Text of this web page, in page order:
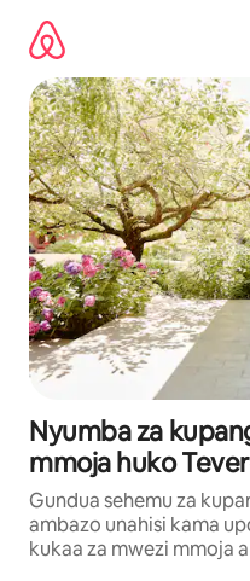
kwenda
kwenye
maudhui
Nyumba za
mmoja huko
Gundua sehemu za
ambazo unahisi kama
kukaa za mwezi mmoja